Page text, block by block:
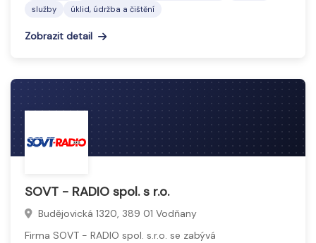
služby
úklid, údržba a čištění
Zobrazit detail
SOVT - RADIO spol. s r.o.
Budějovická 1320, 389 01 Vodňany
Firma SOVT - RADIO spol. s.r.o. se zabývá